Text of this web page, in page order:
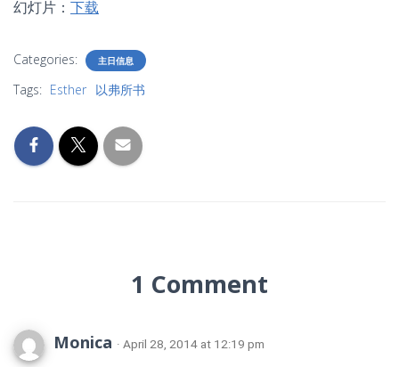
幻灯片： 下载
Categories: 主日信息
Tags: Esther 以弗所书
1 Comment
Monica · April 28, 2014 at 12:19 pm